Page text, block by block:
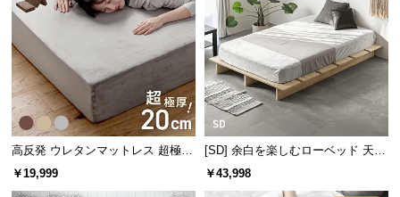
高反発 ウレタンマットレス 超極厚
20cm 三つ折りタイプ [SD]
￥19,999
[SD] 余白を楽しむローベッド 天然
木調 ステージベッド プレミアムマ
￥43,998